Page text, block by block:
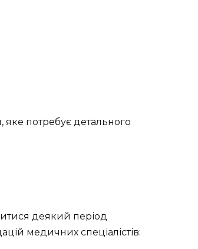
потребує детального
деякий період
медичних спеціалістів: